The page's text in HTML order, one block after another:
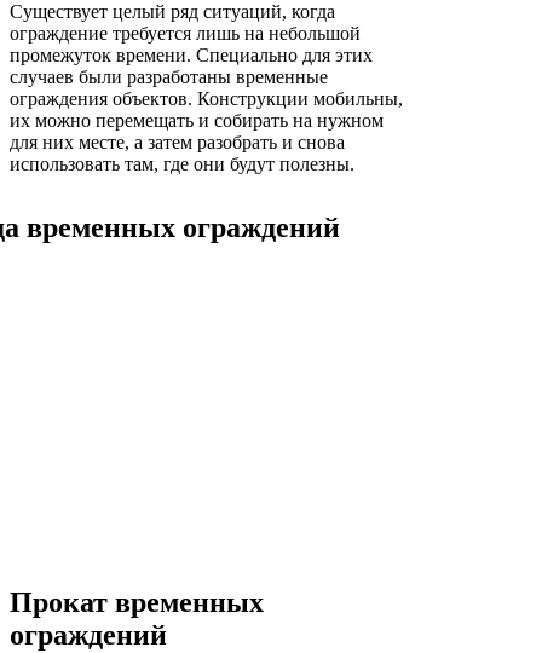
Существует целый ряд ситуаций, когда
ограждение требуется лишь на небольшой
промежуток времени. Специально для этих
случаев были разработаны временные
ограждения объектов. Конструкции мобильны,
их можно перемещать и собирать на нужном
для них месте, а затем разобрать и снова
использовать там, где они будут полезны.
Прокат временных
ограждений